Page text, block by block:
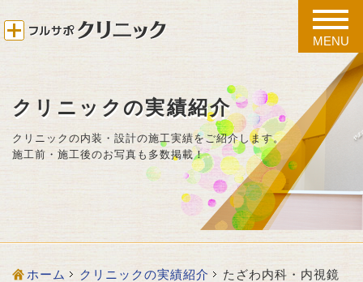
toggle
MENU
クリニックの実績紹介
クリニックの内装・設計の施工実績をご紹介します。
施工前・施工後のお写真も多数掲載！
ホーム クリニックの実績紹介
たざわ内科・内視鏡